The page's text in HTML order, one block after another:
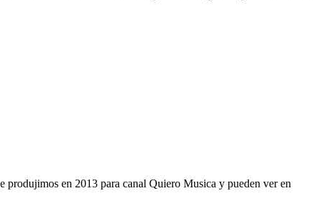
produjimos en 2013 para canal Quiero Musica y pueden ver en